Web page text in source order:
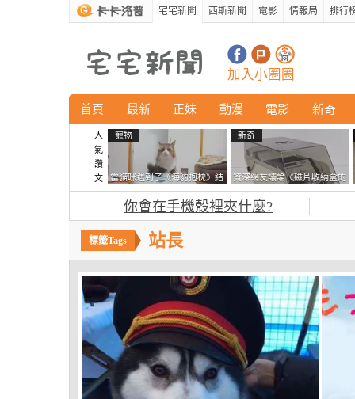
宅宅新聞 西斯新聞 電影 情報局 排行
加入小圈圈
首頁 最新 正妹 動漫 電影 新奇
人
氣
讚
文
寵物
當貓咪遇到了《海豹抱枕》結
果玩了10天後，海豹一整個走
鐘笑翻網友
新奇
資深網友議論《磁片收納盒的
鎖有什麼用》想偷的話整盒拿
走不就好了嗎？
你會在手機殼裡夾什麼?
站長